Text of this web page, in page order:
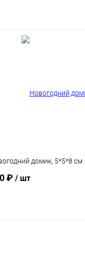
домик, 5*5*8 см
₽ / шт